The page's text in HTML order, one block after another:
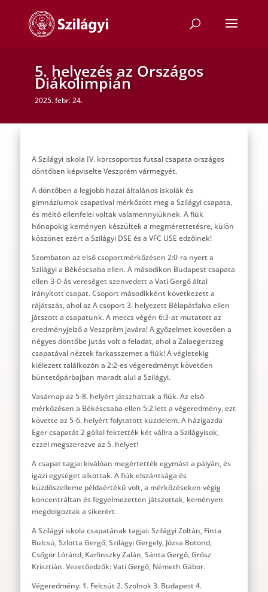
5. helyezés az Országos
Diákolimpián
2025. febr. 24.
A Szilágyi iskola IV. korcsoportos futsal csapata országos
döntőben képviselte Veszprém vármegyét.
A döntőben a legjobb hazai általános iskolák és
gimnáziumok csapatival mérkőzött meg a Szilágyi csapata,
és méltó ellenfelei voltak valamennyiüknek. A fiúk
hónapokig keményen készültek a megmérettetésre, külön
köszönet ezért a Szilágyi DSE és a VFC USE edzőinek!
Szombaton az első csoportmérkőzésen 2:0-ra nyert a
Szilágyi a Békéscsaba ellen. A másodikon Budapest csapata
ellen 3-0-ás vereséget szenvedett a Vati Gergő által
irányított csapat. Csoport másodikként következett a
rájátszás, ahol az A csoport 3. helyezett Bélapátfalva ellen
játszott a csapatunk. A meccs végén 6:3-at mutatott az
eredményjelző a Veszprém javára! A győzelmet követően a
négyes döntőbe jutás volt a feladat, ahol a Zalaegerszeg
csapatával néztek farkasszemet a fiúk! A végletekig
kiélezett találkozón a 2:2-es végeredményt követően
büntetőpárbajban maradt alul a Szilágyi.
Vasárnap az 5-8. helyért játszhattak a fiúk. Az első
mérkőzésen a Békéscsaba ellen 5:2 lett a végeredmény, ezt
követte az 5-6. helyért folytatott küzdelem. A házigazda
Eger csapatát 2 góllal fektették két vállra a Szilágyisok,
ezzel megszerezve az 5. helyet!
A csapat tagjai kiválóan megértették egymást a pályán, és
igazi egységet alkottak. A fiúk elszántsága és
küzdőszelleme példaértékű volt, a mérkőzéseken végig
koncentráltan és fegyelmezetten játszottak, keményen
megdolgoztak a sikerért.
A Szilágyi iskola csapatának tagjai: Szilágyi Zoltán, Finta
Bulcsú, Szlotta Gergő, Szilágyi Gergely, Józsa Botond,
Csőgör Lóránd, Karlinszky Zalán, Sánta Gergő, Grósz
Krisztián. Vezetőedzők: Vati Gergő, Németh Gábor.
Végeredmény: 1. Felcsút 2. Szolnok 3. Budapest 4.